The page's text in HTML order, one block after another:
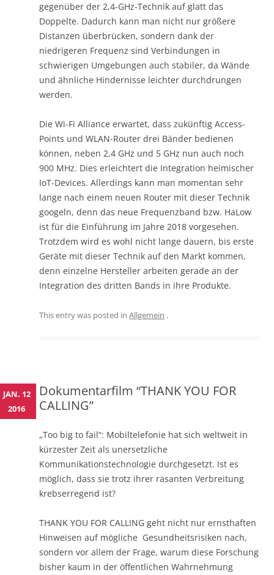
gegenüber der 2,4-GHz-Technik auf glatt das
Doppelte. Dadurch kann man nicht nur größere
Distanzen überbrücken, sondern dank der
niedrigeren Frequenz sind Verbindungen in
schwierigen Umgebungen auch stabiler, da Wände
und ähnliche Hindernisse leichter durchdrungen
werden.
Die Wi-Fi Alliance erwartet, dass zukünftig Access-
Points und WLAN-Router drei Bänder bedienen
können, neben 2,4 GHz und 5 GHz nun auch noch
900 MHz. Dies erleichtert die Integration heimischer
IoT-Devices. Allerdings kann man momentan sehr
lange nach einem neuen Router mit dieser Technik
googeln, denn das neue Frequenzband bzw. HaLow
ist für die Einführung im Jahre 2018 vorgesehen.
Trotzdem wird es wohl nicht lange dauern, bis erste
Geräte mit dieser Technik auf den Markt kommen,
denn einzelne Hersteller arbeiten gerade an der
Integration des dritten Bands in ihre Produkte.
This entry was posted in Allgemein .
Dokumentarfilm “THANK YOU FOR
CALLING”
„Too big to fail“: Mobiltelefonie hat sich weltweit in
kürzester Zeit als unersetzliche
Kommunikationstechnologie durchgesetzt. Ist es
möglich, dass sie trotz ihrer rasanten Verbreitung
krebserregend ist?
THANK YOU FOR CALLING geht nicht nur ernsthaften
Hinweisen auf mögliche Gesundheitsrisiken nach,
sondern vor allem der Frage, warum diese Forschung
bisher kaum in der öffentlichen Wahrnehmung
JAN. 12
2016